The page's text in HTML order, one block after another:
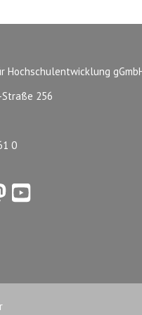
Hochschulentwicklung
256
0